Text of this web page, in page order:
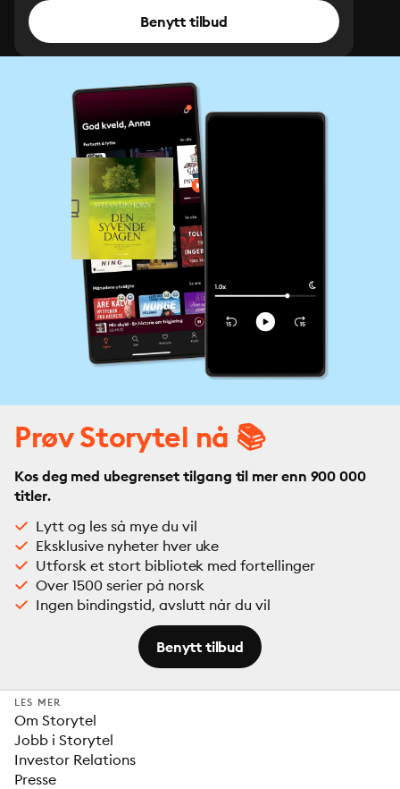
Benytt tilbud
Prøv Storytel nå 📚
Kos deg med ubegrenset tilgang til mer enn 900 000
titler.
Lytt og les så mye du vil
Eksklusive nyheter hver uke
Utforsk et stort bibliotek med fortellinger
Over 1500 serier på norsk
Ingen bindingstid, avslutt når du vil
Benytt tilbud
LES MER
Om Storytel
Jobb i Storytel
Investor Relations
Presse